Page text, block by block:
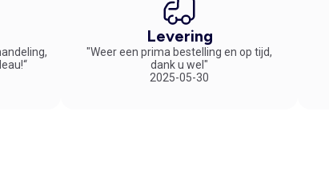
Levering
"Weer een prima bestelling en op tijd,
dank u wel"
2025-05-30